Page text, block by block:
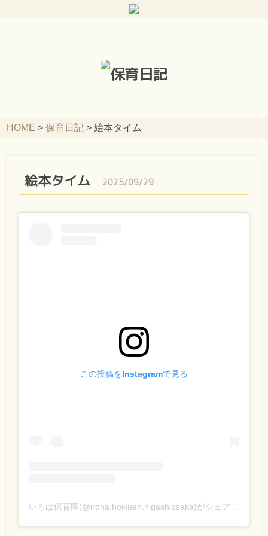
HOME >保育日記 >絵本タイム
絵本タイム 2025/09/29
この投稿をInstagramで見る